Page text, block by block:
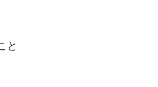
と